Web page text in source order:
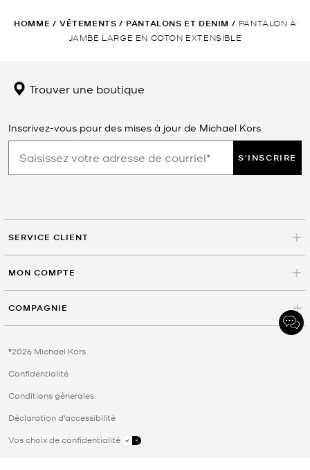
HOMME / VÊTEMENTS / PANTALONS ET DENIM / PANTALON À
JAMBE LARGE EN COTON EXTENSIBLE
Trouver une boutique
Inscrivez-vous pour des mises à jour de Michael Kors
S'INSCRIRE
SERVICE CLIENT
MON COMPTE
COMPAGNIE
©2026 Michael Kors
Confidentialité
Conditions génerales
Déclaration d'accessibilité
Vos choix de confidentialité